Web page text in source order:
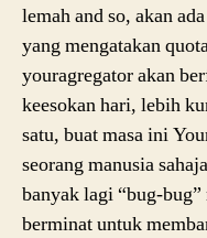
lemah and so, akan
yang mengatakan
youragregator akan
keesokan hari, lebih
satu, buat masa ini
seorang manusia
banyak lagi “bug-
berminat untuk